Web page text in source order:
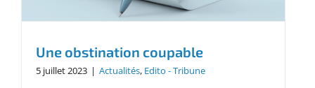
Une obstination coupable
5 juillet 2023 | Actualités, Edito - Tribune